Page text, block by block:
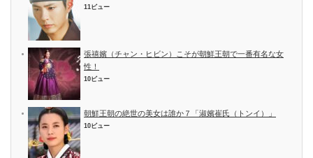
11ビュー
張禧嬪（チャン・ヒビン）こそが朝鮮王朝で一番有名な女
性！
10ビュー
朝鮮王朝の絶世の美女は誰か７「淑嬪崔氏（トンイ）」
10ビュー